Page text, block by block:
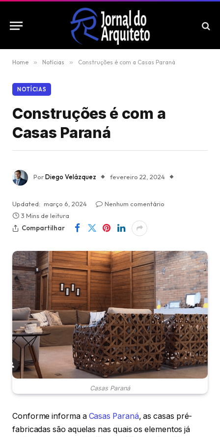
Home » Notícias » Construções é com a Casas Paraná
NOTÍCIAS
Construções é com a
Casas Paraná
PorDiego Velázquez fevereiro 22, 2024
Updated: março 6, 2024
Nenhum comentário
3 Mins de leitura
Compartilhar
Casas Paraná
Conforme informa a Casas Paraná, as casas pré-
fabricadas são aquelas nas quais os elementos já